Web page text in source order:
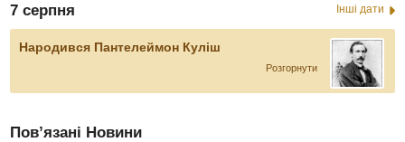
7 серпня Інші дати
Народився Пантелеймон Куліш
Розгорнути
Пов’язані Новини